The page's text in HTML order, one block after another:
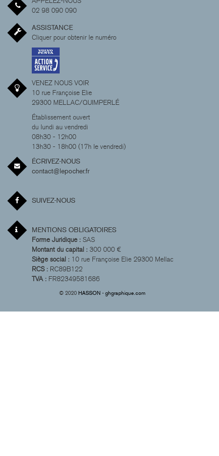
02 98 090 090
ASSISTANCE
Cliquer pour obtenir le numéro
VENEZ NOUS VOIR
10 rue Françoise Elie
29300 MELLAC/QUIMPERLÉ
Établissement ouvert
du lundi au vendredi
08h30 - 12h00
13h30 - 18h00 (17h le vendredi)
ÉCRIVEZ-NOUS
contact@lepocher.fr
SUIVEZ-NOUS
MENTIONS OBLIGATOIRES
Forme Juridique : SAS
Montant du capital : 300 000 €
Siège social : 10 rue Françoise Elie 29300 Mellac
RCS : RC89B122
TVA : FR82349581686
© 2020 HASSON - ghgraphique.com